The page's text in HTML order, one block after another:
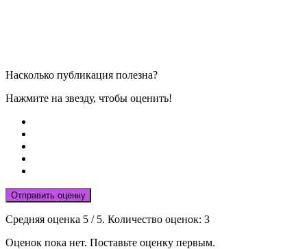
Насколько публикация полезна?
Нажмите на звезду, чтобы оценить!
Отправить оценку
Средняя оценка 5 / 5. Количество оценок: 3
Оценок пока нет. Поставьте оценку первым.